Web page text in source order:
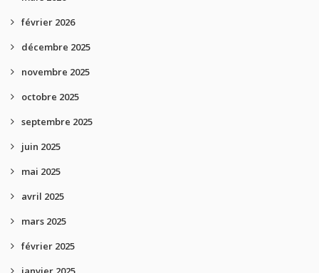
février 2026
décembre 2025
novembre 2025
octobre 2025
septembre 2025
juin 2025
mai 2025
avril 2025
mars 2025
février 2025